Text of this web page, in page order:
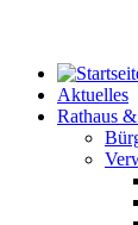
Aktuelles
Rathaus